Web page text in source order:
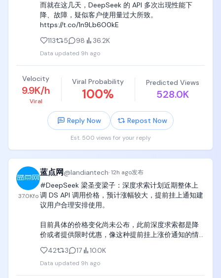
市场奖励的是看对方向以后，还能活到兑现那一天的
人。
而就在这几天，DeepSeek 的 API 多次出现性能下
降、故障，疑似客户使用量过大所致。
https://t.co/1n9Lb6O0kE
113
5 98 36.2K
Data updated 9h ago
Velocity
9.9K/h
Viral
Viral Probability
100%
Predicted Views
528.0K
Reply Now Repost Now
Est. 500 views for your reply
37.0Kfo
蓝点网@landiantech·12h ago发布
#DeepSeek 梁圣变梁子：深度求索计划近期整体上
调 DS API 调用价格，预计涨幅较大，提前挂上通知建
议用户合理安排使用。
目前具体的价格变化尚未公布，此前深度求索都是降
价或者提供限时优惠，像这种提前挂上涨价通知的情
查看全文：https://t.co/11eFbQACfN
42 3 17 10.0K
Data updated 9h ago